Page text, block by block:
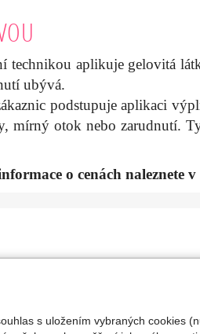
technikou aplikuje gelovitá
ubývá.
podstupuje aplikaci
mírný otok nebo
o cenách naleznete v
kyselinou
s uložením vybraných cookies